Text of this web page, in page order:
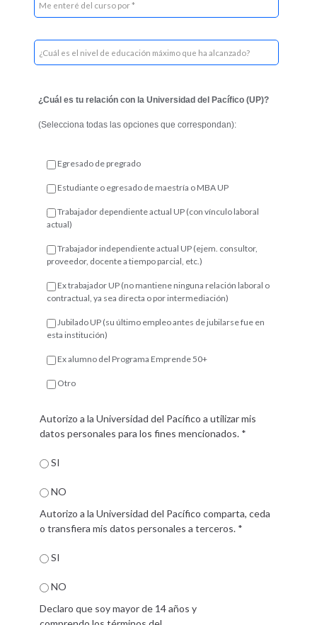
¿Cuál es tu relación con la Universidad del Pacífico (UP)?
(Selecciona todas las opciones que correspondan):
Egresado de pregrado
Estudiante o egresado de maestría o MBA UP
Trabajador dependiente actual UP (con vínculo laboral
actual)
Trabajador independiente actual UP (ejem. consultor,
proveedor, docente a tiempo parcial, etc.)
Ex trabajador UP (no mantiene ninguna relación laboral o
contractual, ya sea directa o por intermediación)
Jubilado UP (su último empleo antes de jubilarse fue en
esta institución)
Ex alumno del Programa Emprende 50+
Otro
Autorizo a la Universidad del Pacífico a utilizar mis
datos personales para los fines mencionados. *
SI
NO
Autorizo a la Universidad del Pacífico comparta, ceda
o transfiera mis datos personales a terceros. *
SI
NO
Declaro que soy mayor de 14 años y